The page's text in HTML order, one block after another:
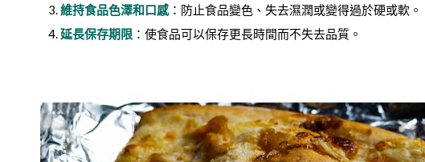
維持食品色澤和口感：防止食品變色、失去濕潤或變得過於硬或軟。
延長保存期限 ：使食品可以保存更長時間而不失去品質。